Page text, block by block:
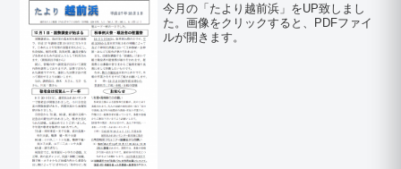
今月の「たより越前浜」をUP致しまし
た。画像をクリックすると、PDFファイ
ルが開きます。